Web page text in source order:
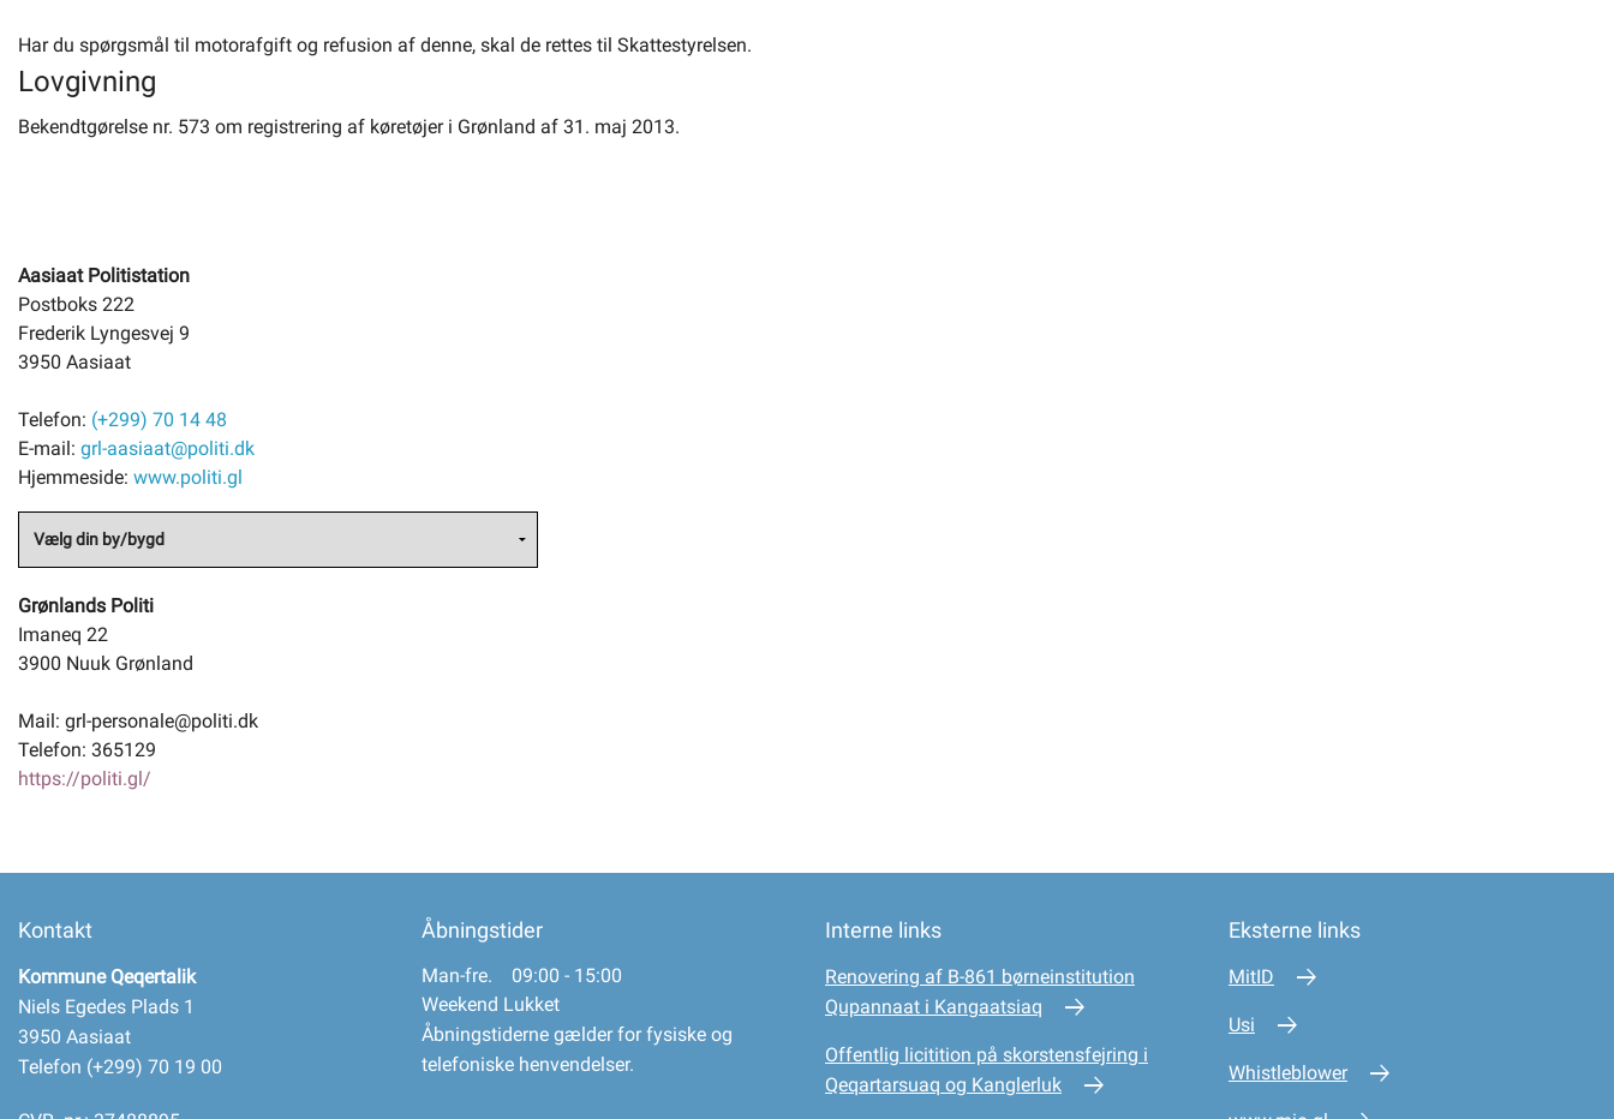
Har du spørgsmål til motorafgift og refusion af denne, skal de rettes til Skattestyrelsen.
Lovgivning
Bekendtgørelse nr. 573 om registrering af køretøjer i Grønland af 31. maj 2013.
Aasiaat Politistation
Postboks 222
Frederik Lyngesvej 9
3950 Aasiaat
Telefon: (+299) 70 14 48
E-mail: grl-aasiaat@politi.dk
Hjemmeside: www.politi.gl
Grønlands Politi
Imaneq 22
3900 Nuuk Grønland
Mail: grl-personale@politi.dk
Telefon: 365129
https://politi.gl/
Kontakt
Kommune Qeqertalik
Niels Egedes Plads 1
3950 Aasiaat
Telefon (+299) 70 19 00
Åbningstider
Man-fre. 09:00 - 15:00
Weekend Lukket
Åbningstiderne gælder for fysiske og
telefoniske henvendelser.
Interne links
Renovering af B-861 børneinstitution
Qupannaat i Kangaatsiaq
Offentlig licitition på skorstensfejring i
Qeqartarsuaq og Kanglerluk
Eksterne links
MitID
Usi
Whistleblower